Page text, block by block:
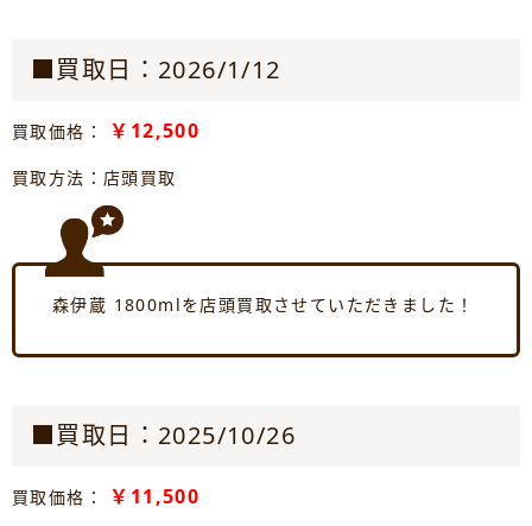
■買取日：2026/1/12
買取価格： ￥12,500
買取方法：店頭買取
森伊蔵 1800mlを店頭買取させていただきました！
■買取日：2025/10/26
買取価格： ￥11,500